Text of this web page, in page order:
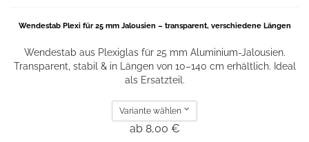
Wendestab Plexi für 25 mm Jalousien – transparent, verschiedene Längen
Wendestab aus Plexiglas für 25 mm Aluminium-Jalousien.
Transparent, stabil & in Längen von 10–140 cm erhältlich. Ideal
als Ersatzteil.
Variante wählen
ab 8,00 €